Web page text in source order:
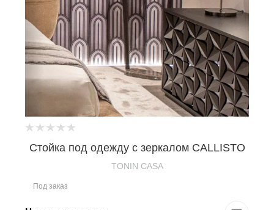
Стойка под одежду с зеркалом CALLISTO
TONIN CASA
Под заказ